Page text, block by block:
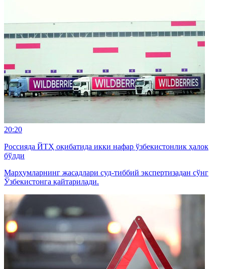
20:20
Россияда ЙТҲ оқибатида икки нафар ўзбекистонлик ҳалок
бўлди
Марҳумларнинг жасадлари суд-тиббий экспертизадан сўнг
Ўзбекистонга қайтарилади.